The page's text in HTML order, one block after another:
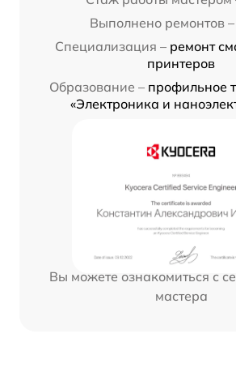
Выполнено ремонтов –
Специализация – ремонт
принтеров
Образование – профильное
«Электроника и
Вы можете ознакомиться с
мастера